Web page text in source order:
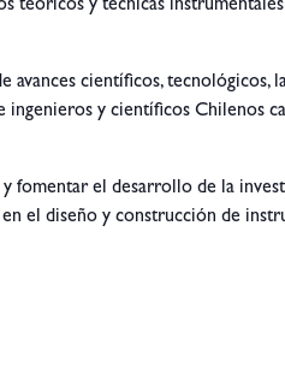
y técnicas instrumentales
científicos, tecnológicos,
y científicos Chilenos
fomentar el desarrollo de la
el diseño y construcción de